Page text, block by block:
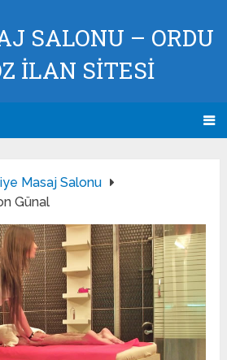
SALONU – ORDU
İLAN SİTESİ
Masaj Salonu
Günal